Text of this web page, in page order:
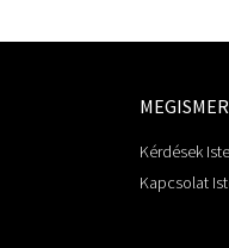
Kérdések
Kapcsolat